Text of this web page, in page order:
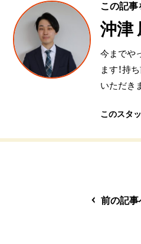
この記
沖津
今までや
ます！持
いただき
このスタ
前の記